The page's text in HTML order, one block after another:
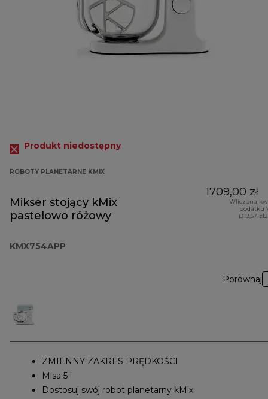
Produkt niedostępny
ROBOTY PLANETARNE KMIX
Mikser stojący kMix
pastelowo różowy
KMX754APP
1709,00 zł
Wliczona
podatku
(319,57
Porównaj
ZMIENNY ZAKRES PRĘDKOŚCI
Misa 5 l
Dostosuj swój robot planetarny kMix